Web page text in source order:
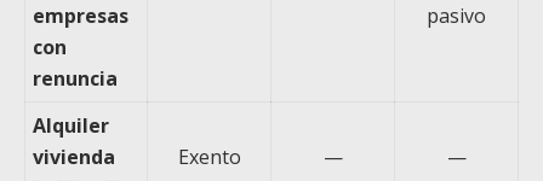
empresas
con
renuncia
pasivo
Alquiler
vivienda
Exento — —